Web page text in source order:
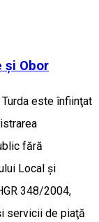
și Obor
este înfiinţat
fără
Local şi
348/2004,
servicii de piaţă